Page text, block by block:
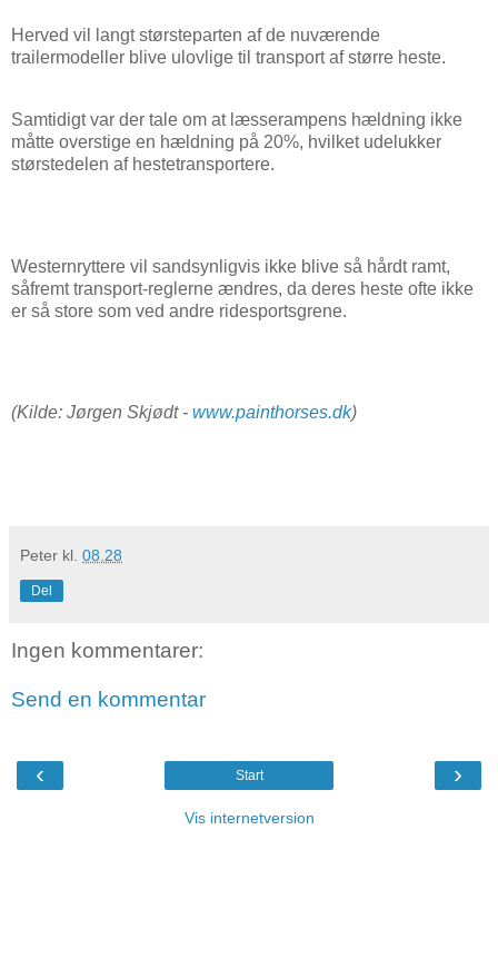
Herved vil langt størsteparten af de nuværende
trailermodeller blive ulovlige til transport af større heste.
Samtidigt var der tale om at læsserampens hældning ikke
måtte overstige en hældning på 20%, hvilket udelukker
størstedelen af hestetransportere.
Westernryttere vil sandsynligvis ikke blive så hårdt ramt,
såfremt transport-reglerne ændres, da deres heste ofte ikke
er så store som ved andre ridesportsgrene.
(Kilde: Jørgen Skjødt - www.painthorses.dk)
Peter kl. 08.28
Del
Ingen kommentarer:
Send en kommentar
‹ ›
Start
Vis internetversion